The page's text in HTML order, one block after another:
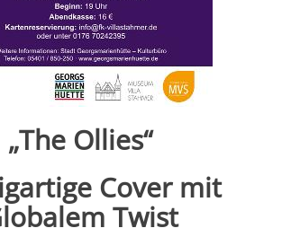
„The Ollies“
Cover mit
Twist